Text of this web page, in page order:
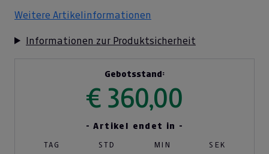
Weitere Artikelinformationen
Informationen zur Produktsicherheit
Gebotsstand:
€ 360,00
- Artikel endet in -
TAG STD MIN SEK